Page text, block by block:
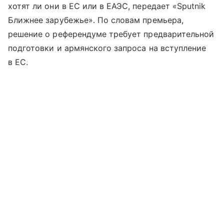
хотят ли они в ЕС или в ЕАЭС, передает «Sputnik
Ближнее зарубежье». По словам премьера,
решение о референдуме требует предварительной
подготовки и армянского запроса на вступление
в ЕС.